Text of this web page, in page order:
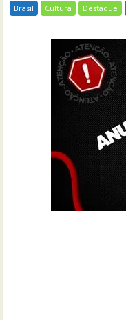
Brasil Cultura Destaque